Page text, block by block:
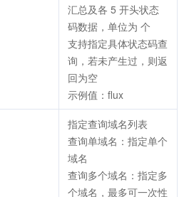
汇总及各 5 开头状态
码数据，单位为 个
支持指定具体状态码查
询，若未产生过，则返
回为空
示例值：flux
指定查询域名列表
查询单域名：指定单个
域名
查询多个域名：指定多
个域名，最多可一次性